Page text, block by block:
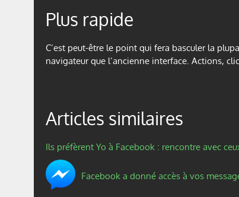
Plus rapide
C’est peut-être le point qui fera basculer la
navigateur que l’ancienne interface. Actions,
Articles similaires
Ils préfèrent Yo à Facebook : rencontre avec
Facebook a donné accès à vos